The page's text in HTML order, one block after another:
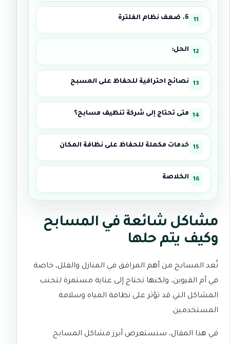
6. ضعف نظام الفلترة
الحل:
نصائح احترافية للحفاظ على المسبح
متى تحتاج إلى شركة تنظيف مسابح؟
خدمات مكملة للحفاظ على نظافة المكان
الخلاصة
مشاكل شائعة في المسابح
وكيف يتم حلها
تُعد المسابح من أهم المرافق في المنازل والفلل، خاصة
في أم القيوين، ولكنها تحتاج إلى عناية مستمرة لتجنب
المشاكل التي قد تؤثر على نظافة المياه وسلامة
المستخدمين.
في هذا المقال، سنستعرض أبرز مشاكل المسابح